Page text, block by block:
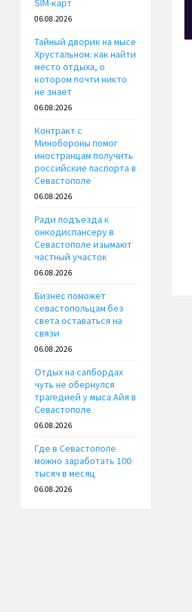
SIM-карт
06.08.2026
Тайный дворик на мысе
Хрустальном: как найти
место отдыха, о
котором почти никто
не знает
06.08.2026
Контракт с
Минобороны помог
иностранцам получить
российские паспорта в
Севастополе
06.08.2026
Ради подъезда к
онкодиспансеру в
Севастополе изымают
частный участок
06.08.2026
Бизнес поможет
севастопольцам без
света оставаться на
связи
06.08.2026
Отдых на сапбордах
чуть не обернулся
трагедией у мыса Айя в
Севастополе
06.08.2026
Где в Севастополе
можно заработать 100
тысяч в месяц
06.08.2026